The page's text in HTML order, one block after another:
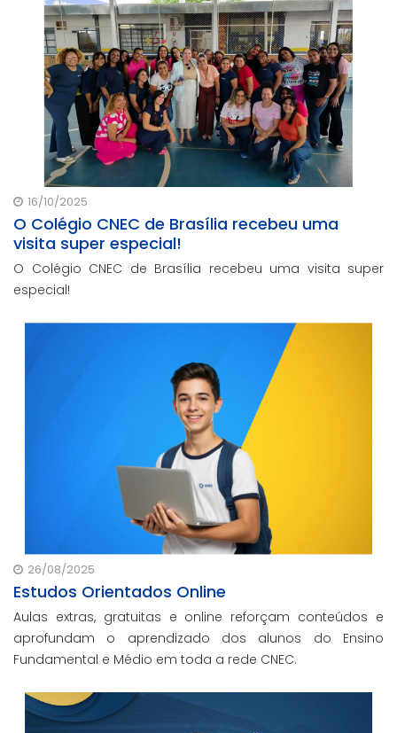
16/10/2025
O Colégio CNEC de Brasília recebeu uma
visita super especial!
O Colégio CNEC de Brasília recebeu uma visita super
especial!
26/08/2025
Estudos Orientados Online
Aulas extras, gratuitas e online reforçam conteúdos e
aprofundam o aprendizado dos alunos do Ensino
Fundamental e Médio em toda a rede CNEC.